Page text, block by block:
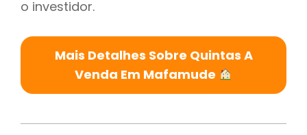
o investidor.
Mais Detalhes Sobre Quintas A
Venda Em Mafamude